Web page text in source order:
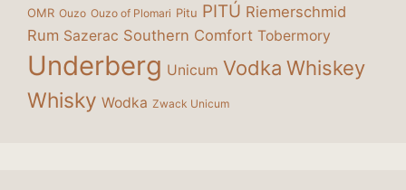
OMR Ouzo Ouzo of Plomari Pitu PITÚ Riemerschmid
Rum Sazerac Southern Comfort Tobermory
Underberg Unicum Vodka Whiskey
Whisky Wodka Zwack Unicum